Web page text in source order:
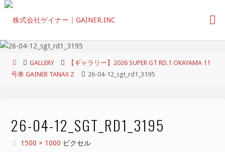
コ
ン
ホ
ー
GALLERY
【ギャラリー】2026 SUPER GT RD.1 OKAYAMA 11
号車 GAINER TANAX Z
26-04-12_sgt_rd1_3195
26-04-12_SGT_RD1_3195
フ
1500 × 1000 ピクセル